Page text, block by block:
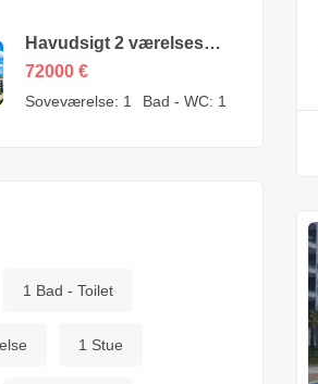
Havudsigt 2 værelses
lejlighed til salg i
72000 €
Soveværelse: 1 Bad - WC: 1
1 Bad - Toilet
1 Stue